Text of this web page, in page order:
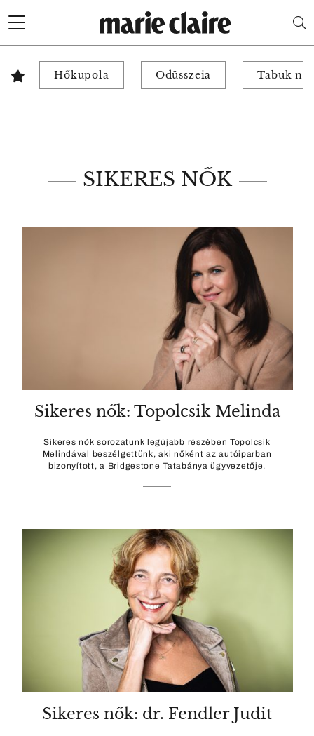
Hőkupola Odüsszeia Tabuk
SIKERES NŐK
Sikeres nők: Topolcsik Melinda
Sikeres nők sorozatunk legújabb részében Topolcsik
Melindával beszélgettünk, aki nőként az autóiparban
bizonyított, a Bridgestone Tatabánya ügyvezetője.
Sikeres nők: dr. Fendler Judit